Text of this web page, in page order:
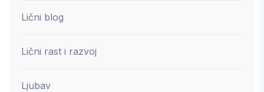
Lični blog
Lični rast i razvoj
Ljubav